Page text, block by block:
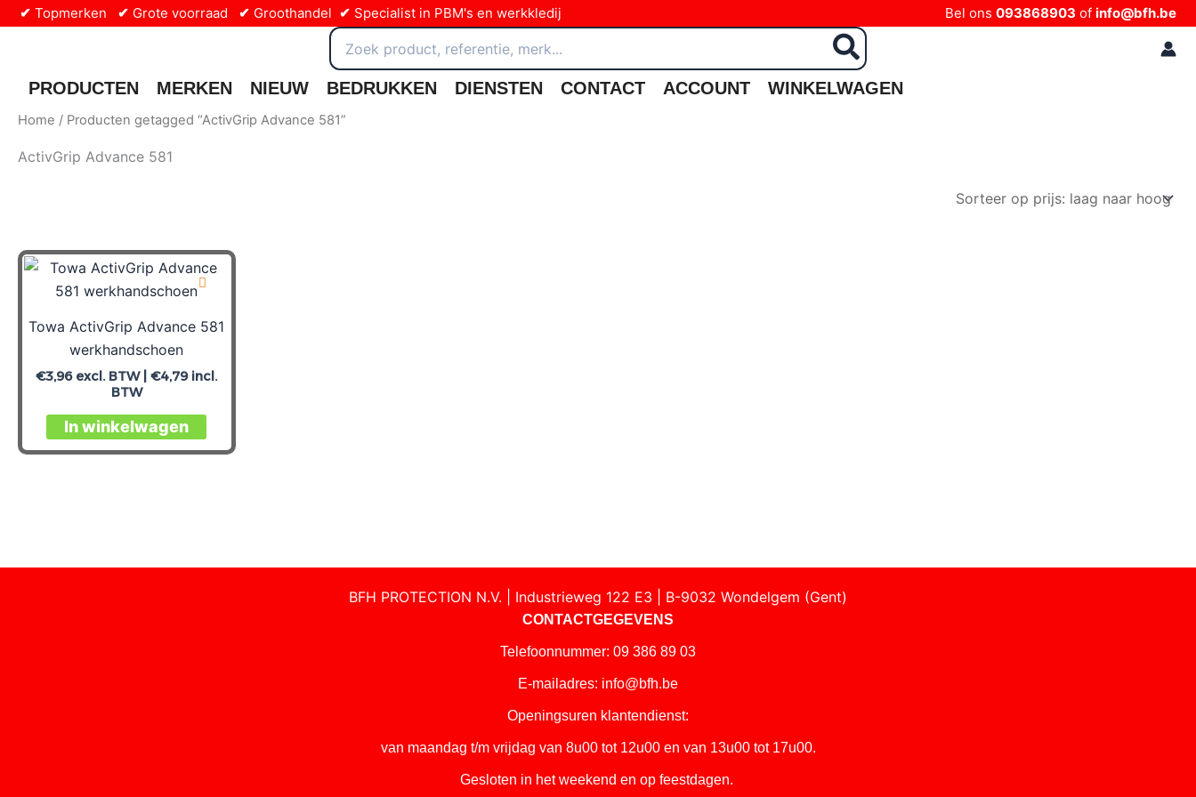
inhoud
✔ Topmerken ✔ Grote voorraad ✔ Groothandel ✔ Specialist in PBM's en werkkledij Bel ons 093868903 of info@bfh.be
Zoeken
naar:
PRODUCTEN MERKEN NIEUW BEDRUKKEN DIENSTEN CONTACT ACCOUNT WINKELWAGEN
Home / Producten getagged “ActivGrip Advance 581”
ActivGrip Advance 581
Towa ActivGrip Advance 581
werkhandschoen
€3,96excl. BTW |€4,79incl.
BTW
In winkelwagen
BFH PROTECTION N.V. | Industrieweg 122 E3 | B-9032 Wondelgem (Gent)
CONTACTGEGEVENS
Telefoonnummer: 09 386 89 03
E-mailadres: info@bfh.be
Openingsuren klantendienst:
van maandag t/m vrijdag van 8u00 tot 12u00 en van 13u00 tot 17u00.
Gesloten in het weekend en op feestdagen.